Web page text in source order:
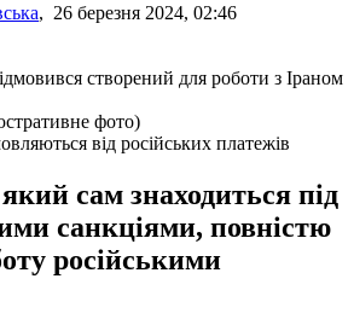
, 26 березня 2024, 02:46
фото)
від російських платежів
сам знаходиться під
санкціями, повністю
російськими